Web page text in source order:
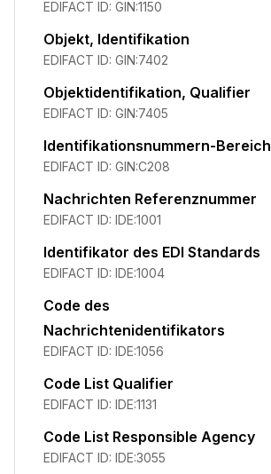
EDIFACT ID: GIN:1150
Objekt, Identifikation
EDIFACT ID: GIN:7402
Objektidentifikation, Qualifier
EDIFACT ID: GIN:7405
Identifikationsnummern-Bereich
EDIFACT ID: GIN:C208
Nachrichten Referenznummer
EDIFACT ID: IDE:1001
Identifikator des EDI Standards
EDIFACT ID: IDE:1004
Code des
Nachrichtenidentifikators
EDIFACT ID: IDE:1056
Code List Qualifier
EDIFACT ID: IDE:1131
Code List Responsible Agency
EDIFACT ID: IDE:3055